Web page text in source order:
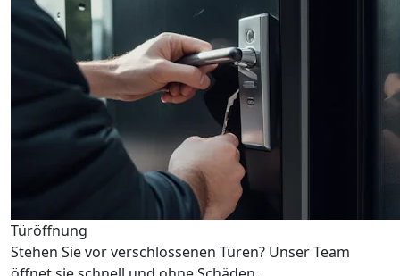
Türöffnung
Stehen Sie vor verschlossenen Türen? Unser Team